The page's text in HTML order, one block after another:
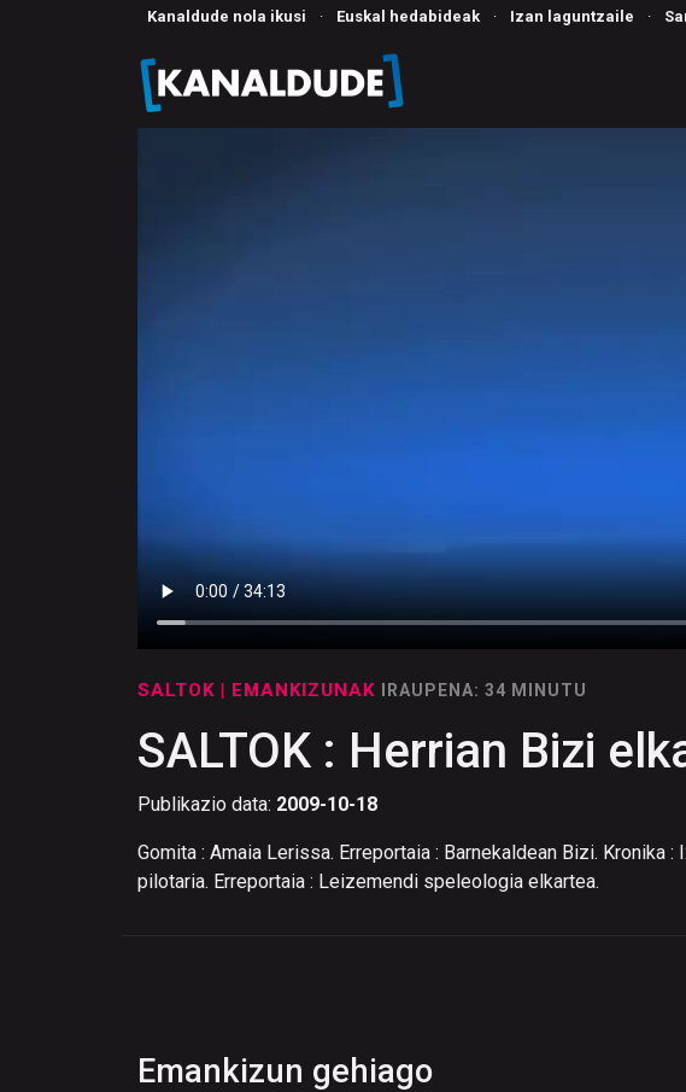
Kanaldude nola ikusi · Euskal hedabideak · Izan laguntzaile ·
SALTOK | EMANKIZUNAK IRAUPENA: 34 MINUTU
SALTOK : Herrian Bizi
Publikazio data: 2009-10-18
Gomita : Amaia Lerissa. Erreportaia : Barnekaldean Bizi. Kronika
pilotaria. Erreportaia : Leizemendi speleologia elkartea.
Emankizun gehiago